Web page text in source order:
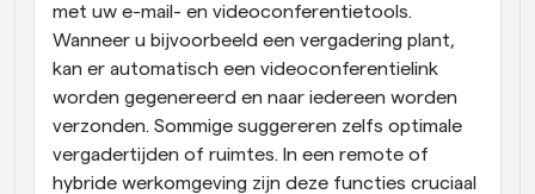
met uw e-mail- en videoconferentietools.
Wanneer u bijvoorbeeld een vergadering plant,
kan er automatisch een videoconferentielink
worden gegenereerd en naar iedereen worden
verzonden. Sommige suggereren zelfs optimale
vergadertijden of ruimtes. In een remote of
hybride werkomgeving zijn deze functies cruciaal